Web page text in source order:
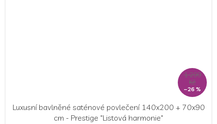
1 299
Kč
–26 %
Luxusní bavlněné saténové povlečení 140x200 + 70x90
cm - Prestige "Listová harmonie"